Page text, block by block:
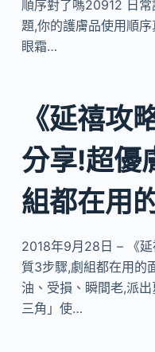
順序對了嗎20912 日
題,你的護膚品使用順
眼霜…
《延禧攻
分享!超優
組都在用
2018年9月28日 – 《
質3步驟,劇組都在用的
油、受損、瞬間老,派
三角」使…